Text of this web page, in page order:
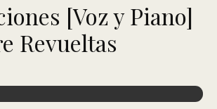
[Voz y Piano]
Revueltas